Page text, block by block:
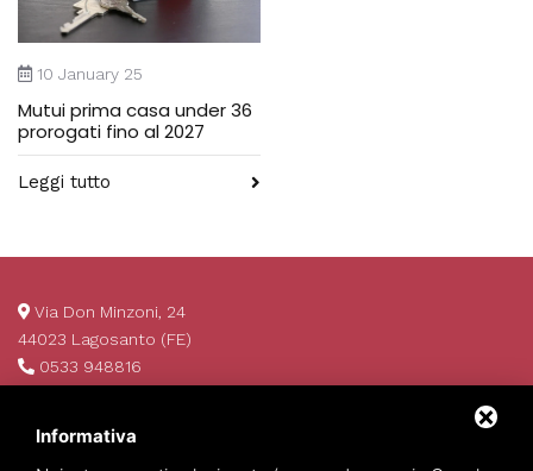
10 January 25
Mutui prima casa under 36
prorogati fino al 2027
Leggi tutto
Via Don Minzoni, 24
44023 Lagosanto (FE)
0533 948816
REA 174484
Informativa